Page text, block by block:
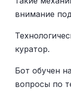
внимание
куратор.
Бот обучен
вопросы по